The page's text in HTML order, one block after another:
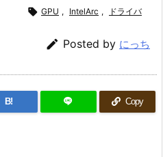
 GPU , IntelArc , ドライバ
 Posted by にっち
B! Copy